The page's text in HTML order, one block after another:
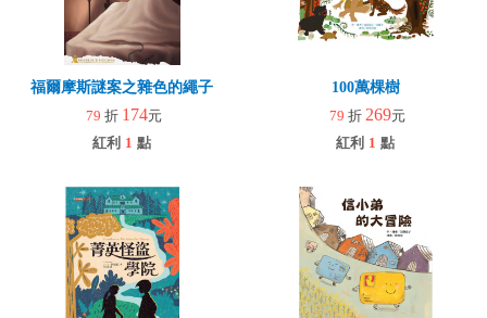
福爾摩斯謎案之雜色的繩子
79 折 174元
紅利 1 點
100萬棵樹
79 折 269元
紅利 1 點